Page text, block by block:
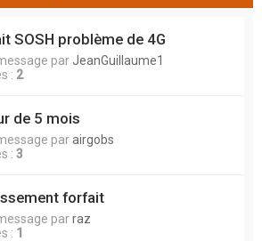
SOSH problème de 4G
par JeanGuillaume1
: 2
de 5 mois
parairgobs
: 3
forfait
parraz
: 1